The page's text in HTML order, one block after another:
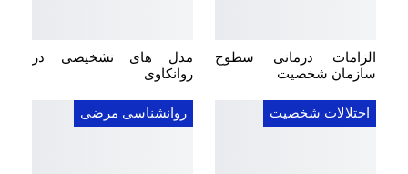
الزامات درمانی سطوح
سازمان شخصیت
مدل های تشخیصی در
روانکاوی
اختلالات شخصیت روانشناسی مرضی